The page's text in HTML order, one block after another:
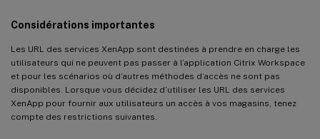
Considérations importantes
Les URL des services XenApp sont destinées à prendre en charge les
utilisateurs qui ne peuvent pas passer à l’application Citrix Workspace
et pour les scénarios où d’autres méthodes d’accès ne sont pas
disponibles. Lorsque vous décidez d’utiliser les URL des services
XenApp pour fournir aux utilisateurs un accès à vos magasins, tenez
compte des restrictions suivantes.